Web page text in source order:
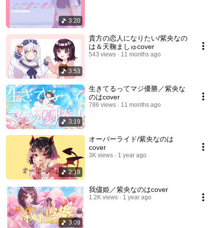
3:20
3:53
貴方の恋人になりたい/紫央なの
は＆天鞠ましゅcover
543 views 11 months ago
3:19
生きてるってマジ優勝／紫央な
のはcover
786 views 11 months ago
2:19
オーバーライド/紫央なのは
cover
3K views 1 year ago
3:09
我儘姫／紫央なのはcover
1.2K views 1 year ago